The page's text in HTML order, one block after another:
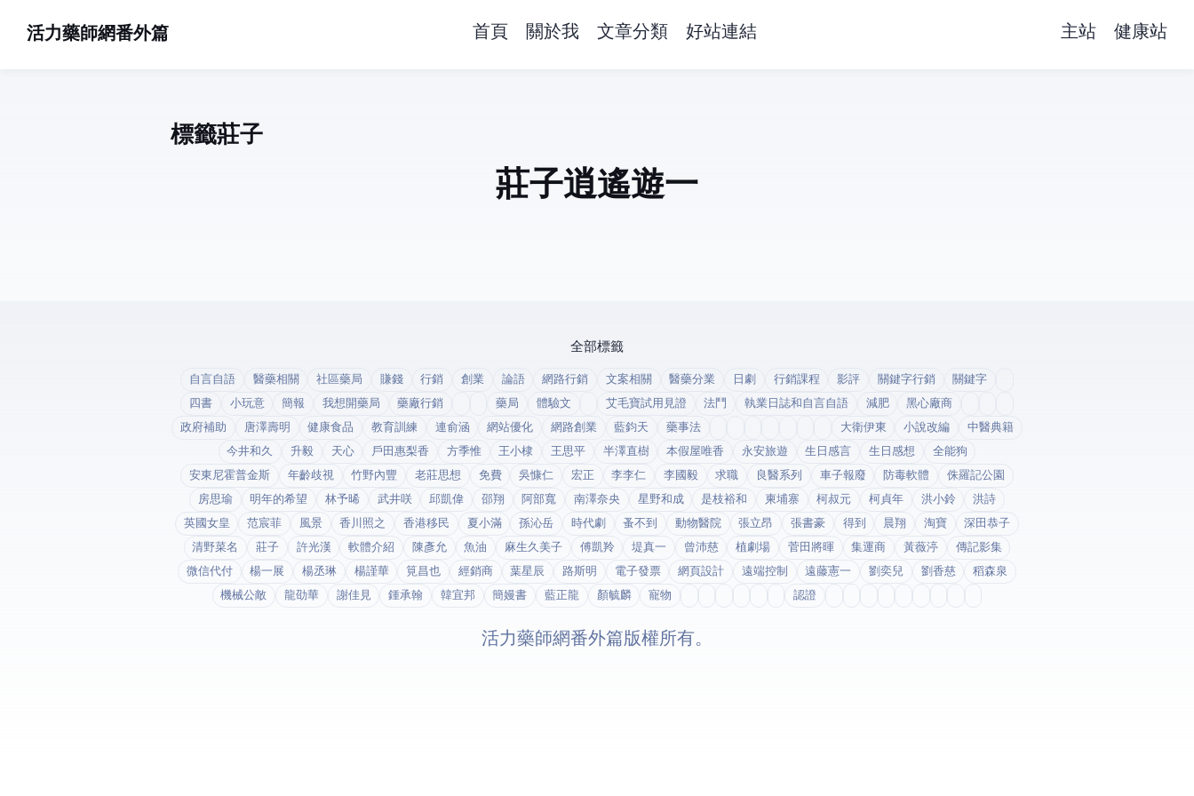
活力藥師網番外篇 首頁 關於我 文章分類 好站連結 主站 健康站
標籤: 莊子 (1)
莊子逍遙遊一
全部標籤
自言自語 醫藥相關 社區藥局 賺錢 行銷 創業 論語 網路行銷 文案相關 醫藥分業 日劇 行銷課程 影評 關鍵字行銷
關鍵字
四書
小玩意 簡報 我想開藥局 藥廠行銷 藥局 體驗文 艾毛寶試用見證 法鬥 執業日誌和自言自語 減肥
黑心廠商
政府補助
唐澤壽明 健康食品 教育訓練 連俞涵 網站優化 網路創業 藍鈞天 藥事法 大衛伊東 小說改編
中醫典籍
今井和久
升毅 天心 戶田惠梨香 方季惟 王小棣 王思平 半澤直樹 本假屋唯香 永安旅遊 生日感言 生日感想
全能狗
安東尼霍普金斯
年齡歧視 竹野內豐 老莊思想 免費 吳慷仁 宏正 李李仁 李國毅 求職 良醫系列 車子報廢 防毒軟體
侏羅記公園
房思瑜
明年的希望 林予晞 武井咲 邱凱偉 邵翔 阿部寬 南澤奈央 星野和成 是枝裕和 柬埔寨 柯叔元 柯貞年 洪小鈴
洪詩
英國女皇
范宸菲 風景 香川照之 香港移民 夏小滿 孫沁岳 時代劇 蚤不到 動物醫院 張立昂 張書豪 得到app 晨翔 淘寶
深田恭子
清野菜名
莊子 許光漢 軟體介紹 陳彥允 魚油 麻生久美子 傅凱羚 堤真一 曾沛慈 植劇場 菅田將暉 集運商 黃薇渟
傳記影集
微信代付
楊一展 楊丞琳 楊謹華 筧昌也 經銷商 葉星辰 路斯明 電子發票 網頁設計 遠端控制 遠藤憲一 劉奕兒 劉香慈
稻森泉
機械公敵
龍劭華 謝佳見 鍾承翰 韓宜邦 簡嫚書 藍正龍 顏毓麟 寵物 fda認證
© 2026 活力藥師網番外篇. 版權所有。